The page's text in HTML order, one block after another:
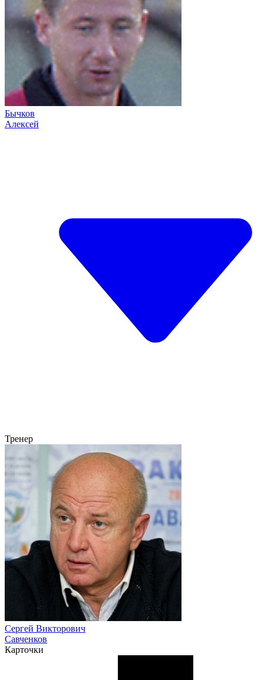
Бычков
Алексей
Тренер
Сергей Викторович
Савченков
Карточки